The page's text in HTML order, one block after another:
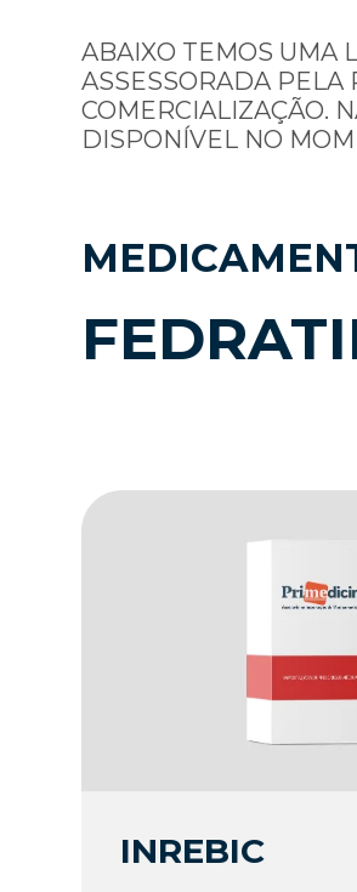
ABAIXO TEMOS UMA
ASSESSORADA PELA
COMERCIALIZAÇÃO.
DISPONÍVEL NO
INREBIC